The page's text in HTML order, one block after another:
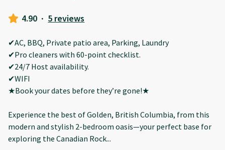
4.90 · 5 reviews
✔AC, BBQ, Private patio area, Parking, Laundry
✔Pro cleaners with 60-point checklist.
✔24/7 Host availability.
✔WIFI
★Book your dates before they’re gone!★
Experience the best of Golden, British Columbia, from this
modern and stylish 2-bedroom oasis—your perfect base for
exploring the Canadian Rock...